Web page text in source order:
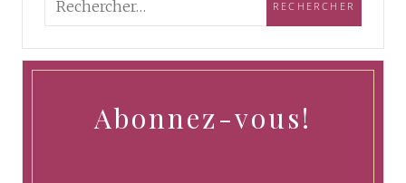
Abonnez-vous!